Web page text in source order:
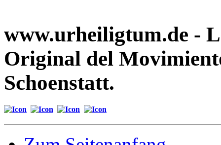
www.urheiligtum.de -
Original del
Schoenstatt.